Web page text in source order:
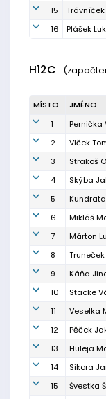
15
16
Plášek
H12C
MÍSTO JMÉNO
1
Pernička
2
Vlček
3
Strakoš
4
Skýba
5
6
Mikláš
7
Márton
8
9
Káňa
10
Stacke
11
Veselka
12
Pěček
13
Huleja
14
Sikora
15
Švestka